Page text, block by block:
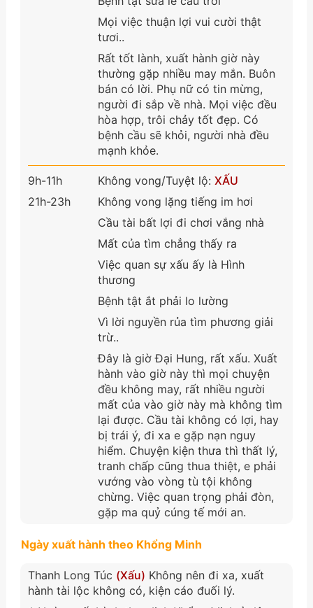
Mọi việc thuận lợi vui cười thật
tươi..
Rất tốt lành, xuất hành giờ này
thường gặp nhiều may mắn. Buôn
bán có lời. Phụ nữ có tin mừng,
người đi sắp về nhà. Mọi việc đều
hòa hợp, trôi chảy tốt đẹp. Có
bệnh cầu sẽ khỏi, người nhà đều
mạnh khỏe.
9h-11h
21h-23h
Không vong/Tuyệt lộ: XẤU
Không vong lặng tiếng im hơi
Cầu tài bất lợi đi chơi vắng nhà
Mất của tìm chẳng thấy ra
Việc quan sự xấu ấy là Hình
thương
Bệnh tật ắt phải lo lường
Vì lời nguyền rủa tìm phương giải
trừ..
Đây là giờ Đại Hung, rất xấu. Xuất
hành vào giờ này thì mọi chuyện
đều không may, rất nhiều người
mất của vào giờ này mà không tìm
lại được. Cầu tài không có lợi, hay
bị trái ý, đi xa e gặp nạn nguy
hiểm. Chuyện kiện thưa thì thất lý,
tranh chấp cũng thua thiệt, e phải
vướng vào vòng tù tội không
chừng. Việc quan trọng phải đòn,
gặp ma quỷ cúng tế mới an.
Ngày xuất hành theo Khổng Minh
Thanh Long Túc (Xấu) Không nên đi xa, xuất
hành tài lộc không có, kiện cáo đuối lý.